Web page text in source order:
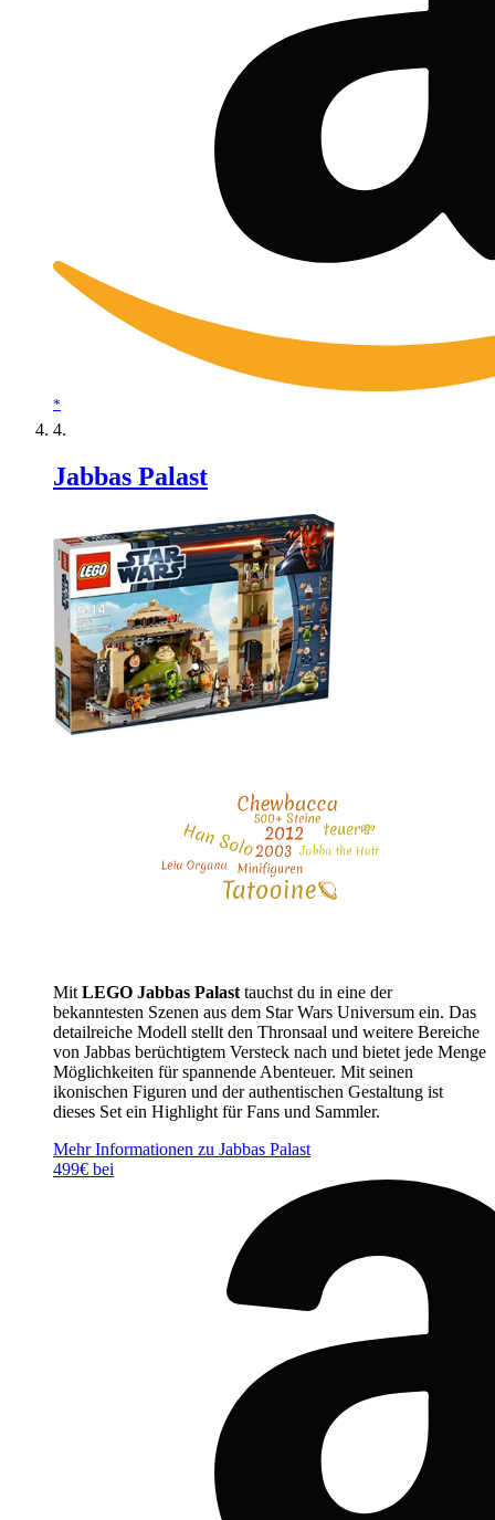
*
Jabbas Palast
Mit LEGO Jabbas Palast tauchst du in eine der
bekanntesten Szenen aus dem Star Wars Universum ein. Das
detailreiche Modell stellt den Thronsaal und weitere Bereiche
von Jabbas berüchtigtem Versteck nach und bietet jede Menge
Möglichkeiten für spannende Abenteuer. Mit seinen
ikonischen Figuren und der authentischen Gestaltung ist
dieses Set ein Highlight für Fans und Sammler.
Mehr Informationen zu Jabbas Palast
499€ bei